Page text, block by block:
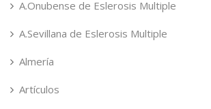
A.Onubense de Eslerosis Multiple
A.Sevillana de Eslerosis Multiple
Almería
Artículos